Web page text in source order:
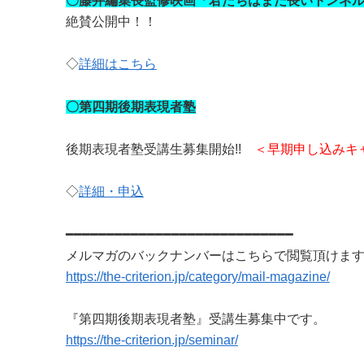
絶賛公開中！！
◇詳細はこちら
〇第四期後期表現者塾
後期表現者塾受講生募集開始!! ＜早期申し込みキ
◇詳細・申込
━━━━━━━━━━━━━━━━━━━━━━━━━━━━
メルマガのバックナンバーはこちらで閲覧頂けます
https://the-criterion.jp/category/mail-magazine/
『第四期後期表現者塾』受講生募集中です。
https://the-criterion.jp/seminar/